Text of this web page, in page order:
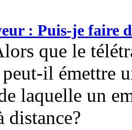
: Puis-je faire
que le
il émettre
laquelle un
distance?